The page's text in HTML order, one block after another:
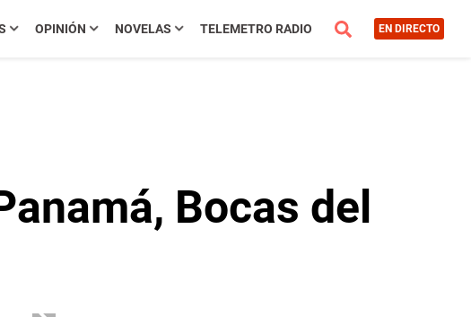
OPINIÓN NOVELAS TELEMETRO RADIO EN DIRECTO
Bocas del